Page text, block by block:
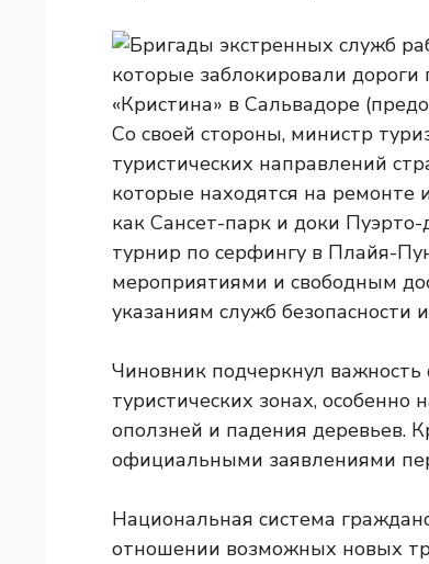
Со своей стороны, министр
туристических направлений
которые находятся на ремонте
как Сансет-парк и доки
турнир по серфингу в Плайя-
мероприятиями и свободным
указаниям служб безопасности
Чиновник подчеркнул
туристических зонах, особенно
оползней и падения деревьев.
официальными заявлениями
Национальная система
отношении возможных новых